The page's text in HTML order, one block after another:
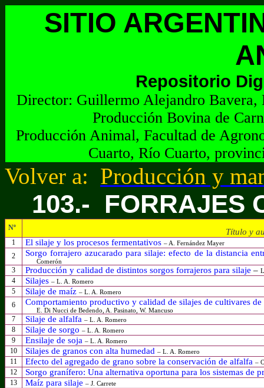
SITIO
Repositorio
Director: Guillermo Alejandro
Producción Bovina de
Producción Animal, Facultad de
Cuarto, Río Cuarto,
Volver a: Producción y
103.- FORRAJES
Nº Título y
1 El silaje y los procesos fermentativos – A. Fernández Mayer
2 Sorgo forrajero azucarado para silaje: efecto de la distancia
Comerón
3 Producción y calidad de distintos sorgos forrajeros para silaje –
4 Silajes – L. A. Romero
5 Silaje de maíz – L. A. Romero
6 Comportamiento productivo y calidad de silajes de cultivares
E. Di Nucci de Bedendo, A. Pasinato, W. Mancuso
7 Silaje de alfalfa – L. A. Romero
8 Silaje de sorgo – L. A. Romero
9 Ensilaje de soja – L. A. Romero
10 Silajes de granos con alta humedad – L. A. Romero
11 Efecto del agregado de grano sobre la conservación de alfalfa –
12 Sorgo granífero: Una alternativa oportuna para los sistemas de
13 Maíz para silaje – J. Carrete